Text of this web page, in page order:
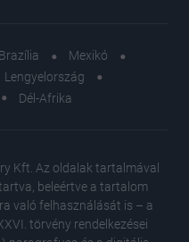
Brazília
Mexikó
Lengyelország
Dél-Afrika
Kft. Az oldalak tartalmával
beleértve a tartalom
való felhasználását is – a
törvény rendelkezései